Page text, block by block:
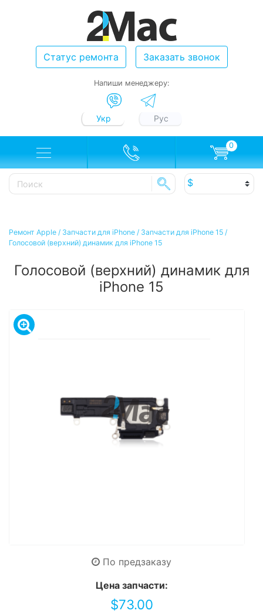
Статус ремонта Заказать звонок
Напиши менеджеру:
Укр Рус
0
Ремонт Apple / Запчасти для iPhone / Запчасти для iPhone 15 /
Голосовой (верхний) динамик для iPhone 15
Голосовой (верхний) динамик для
iPhone 15
По предзаказу
Цена запчасти:
$73.00